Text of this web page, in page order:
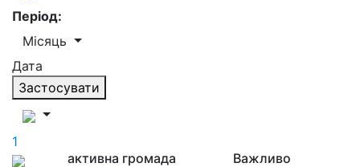
Період:
Місяць
Дата
Застосувати
1
активна громада
Важливо